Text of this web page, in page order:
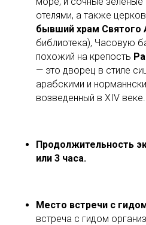
отелями, а также
бывший храм Святого
библиотека), Часовую
похожий на крепость
— это дворец в стиле
арабскими и
возведенный в XIV веке.
Продолжительность
или 3 часа.
Место встречи с
встреча с гидом